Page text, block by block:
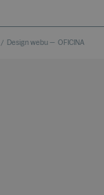
/ Design webu — OFICINA